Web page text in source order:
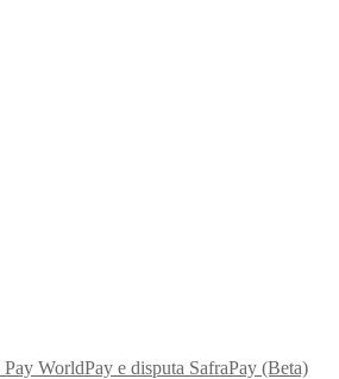
WorldPay e disputa SafraPay (Beta)